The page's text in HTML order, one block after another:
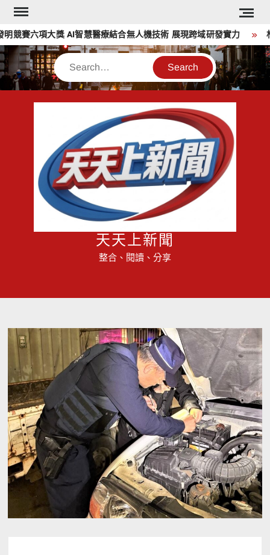
Skip
content
賽六項大獎 AI智慧醫療結合無人機技術 展現跨域研發實力 林
Search
天天上新聞
整合、閱讀、分享